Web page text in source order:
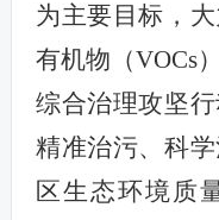
为主要目标，
有机物（VOCs
综合治理攻坚
精准治污、科
区生态环境质